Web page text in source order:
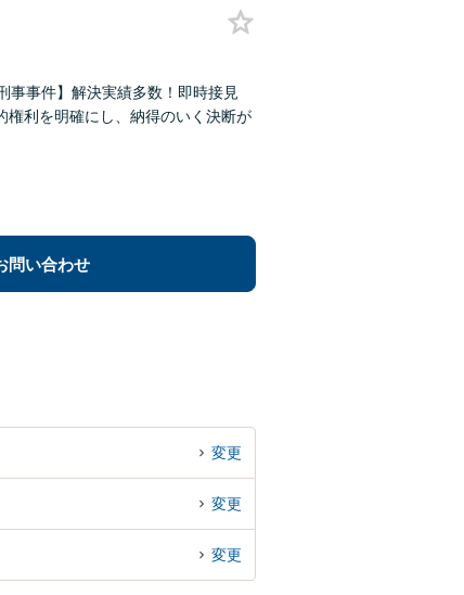
事事件】解決実績多数！即時接見
権利を明確にし、納得のいく決断が
問い合わせ
変更
変更
変更